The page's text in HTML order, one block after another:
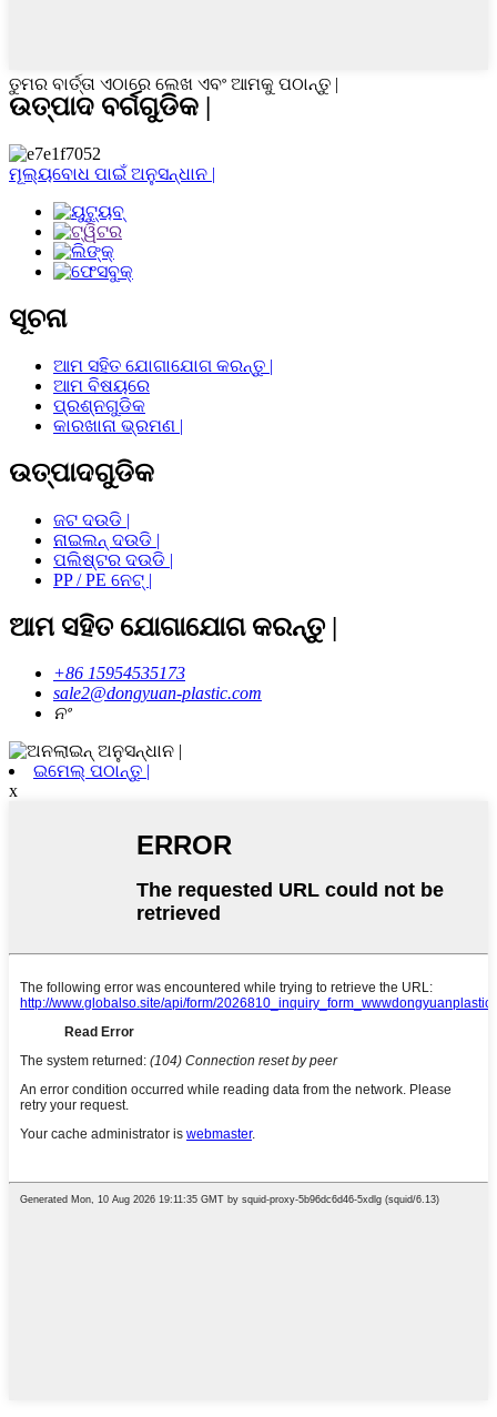
ତୁମର ବାର୍ତ୍ତା ଏଠାରେ ଲେଖ ଏବଂ ଆମକୁ ପଠାନ୍ତୁ |
ଉତ୍ପାଦ ବର୍ଗଗୁଡିକ |
ମୂଲ୍ୟବୋଧ ପାଇଁ ଅନୁସନ୍ଧାନ |
ସୂଚନା
ଆମ ସହିତ ଯୋଗାଯୋଗ କରନ୍ତୁ |
ଆମ ବିଷୟରେ
ପ୍ରଶ୍ନଗୁଡିକ
କାରଖାନା ଭ୍ରମଣ |
ଉତ୍ପାଦଗୁଡିକ
ଜଟ ଦଉଡି |
ନାଇଲନ୍ ଦଉଡି |
ପଲିଷ୍ଟର ଦଉଡି |
PP / PE ନେଟ୍ |
ଆମ ସହିତ ଯୋଗାଯୋଗ କରନ୍ତୁ |
+86 15954535173
sale2@dongyuan-plastic.com
ନଂ
ଇମେଲ୍ ପଠାନ୍ତୁ |
x